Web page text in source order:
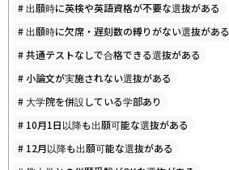
#出願時に英検や英語資格が不要な選抜がある
#出願時に欠席・遅刻数の縛りがない選抜がある
#共通テストなしで合格できる選抜がある
# 小論文が実施されない選抜がある
#大学院を併設している学部あり
# 10月1日以降も出願可能な選抜がある
# 12月以降も出願可能な選抜がある